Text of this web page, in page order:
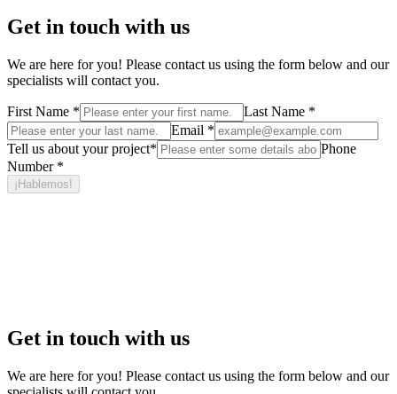
Get in touch with us
We are here for you! Please contact us using the form below and our
specialists will contact you.
First Name * Last Name *
Email *
Tell us about your project*
Phone
Number *
¡Hablemos!
Get in touch with us
We are here for you! Please contact us using the form below and our